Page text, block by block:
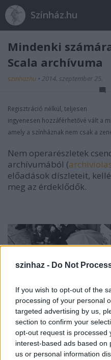
szinhaz - Do Not
If you wish to opt-out of the
processing of your personal
targeted advertising by us,
section to confirm your
opt-out request is processed
interest-based ads based on
us or personal information
Színház.hu
Mindenki
Scala archívuma
szinhazhu • 2014. szeptember 25.
Regisztráció nélkül, teljesen
ingyenesen hozzáférhetővé vált a
amely a színháznak nem csak a
Nem operarészletek
archívumából (
előadások díszleteit,
meg az érdeklődők.